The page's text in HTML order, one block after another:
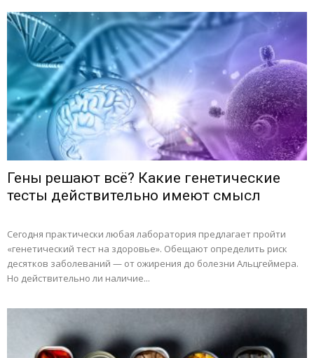
Гены решают всё? Какие генетические
тесты действительно имеют смысл
Сегодня практически любая лаборатория предлагает пройти
«генетический тест на здоровье». Обещают определить риск
десятков заболеваний — от ожирения до болезни Альцгеймера.
Но действительно ли наличие...